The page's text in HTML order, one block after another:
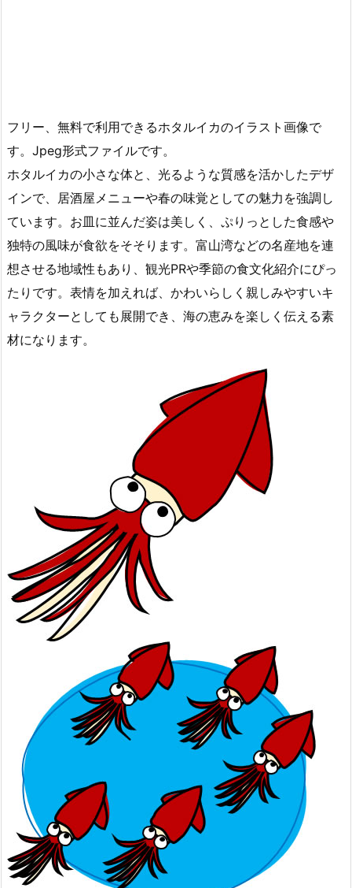
フリー、無料で利用できるホタルイカのイラスト画像で
す。Jpeg形式ファイルです。
ホタルイカの小さな体と、光るような質感を活かしたデザ
インで、居酒屋メニューや春の味覚としての魅力を強調し
ています。お皿に並んだ姿は美しく、ぷりっとした食感や
独特の風味が食欲をそそります。富山湾などの名産地を連
想させる地域性もあり、観光PRや季節の食文化紹介にぴっ
たりです。表情を加えれば、かわいらしく親しみやすいキ
ャラクターとしても展開でき、海の恵みを楽しく伝える素
材になります。